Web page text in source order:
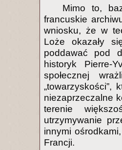
Mimo to,
francuskie
wniosku, że w
Loże okazały
poddawać pod
historyk Pierre-
społecznej
„towarzyskości”,
niezaprzeczalne
terenie
utrzymywanie
innymi
Francji.